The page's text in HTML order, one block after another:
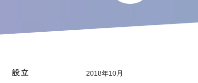
設立 2018年10月